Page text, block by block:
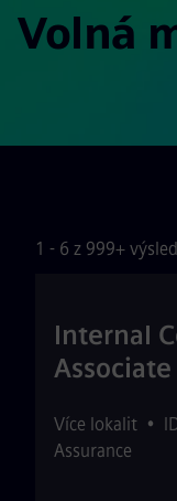
Volná
1 - 6 z 999+
Internal
Associate
Více lokalit •
Assurance